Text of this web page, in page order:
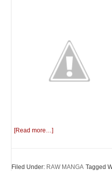
[Read more…]
Filed Under: RAW MANGA Tagged